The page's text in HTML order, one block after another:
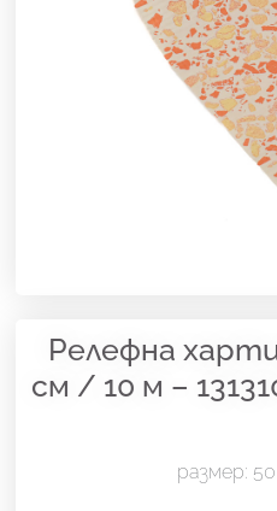
Релефна
см / 10 м –
размер: